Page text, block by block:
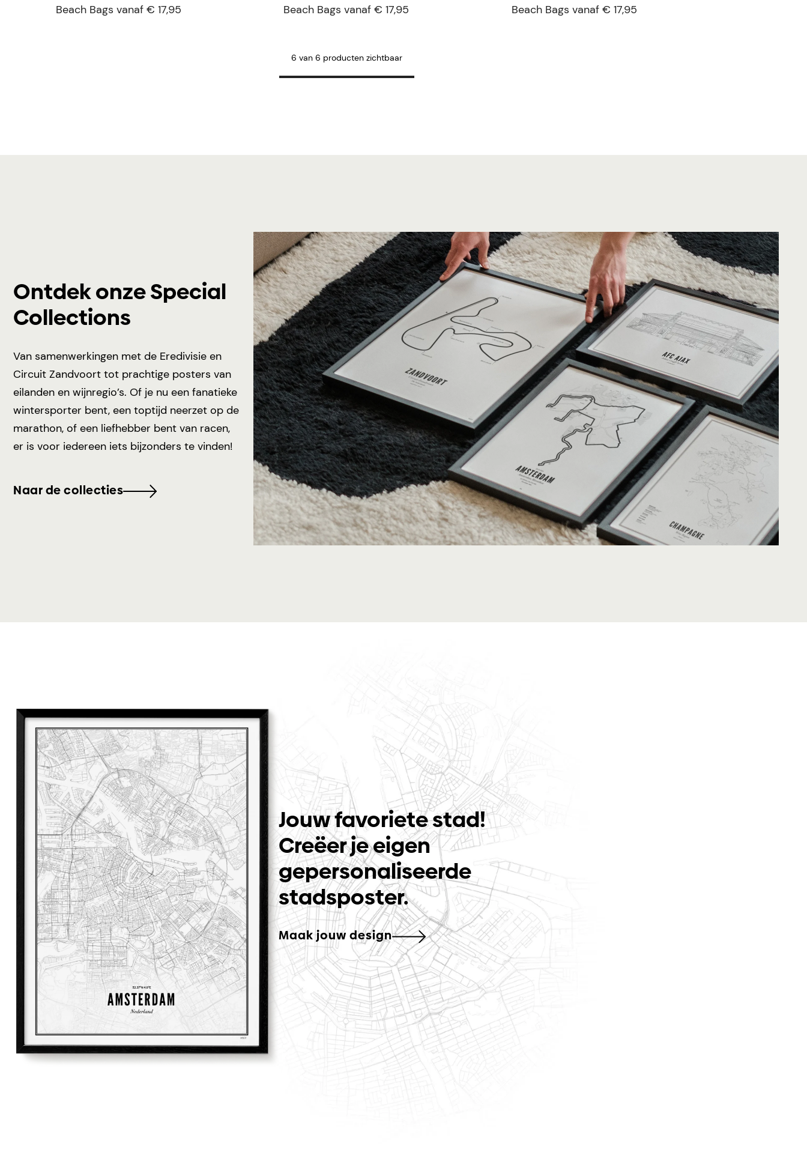
Beach Bags vanaf € 17,95 Beach Bags vanaf € 17,95 Beach Bags vanaf € 17,95
6 van 6 producten zichtbaar
Ontdek onze Special
Collections
Van samenwerkingen met de Eredivisie en
Circuit Zandvoort tot prachtige posters van
eilanden en wijnregio’s. Of je nu een fanatieke
wintersporter bent, een toptijd neerzet op de
marathon, of een liefhebber bent van racen,
er is voor iedereen iets bijzonders te vinden!
Naar de collecties
Jouw favoriete stad!
Creëer je eigen
gepersonaliseerde
stadsposter.
Maak jouw design